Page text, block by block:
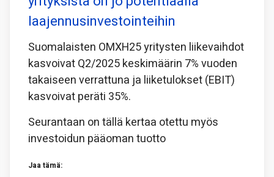
laajennusinvestointeihin
Suomalaisten OMXH25 yritysten liikevaihdot
kasvoivat Q2/2025 keskimäärin 7% vuoden
takaiseen verrattuna ja liiketulokset (EBIT)
kasvoivat peräti 35%.
Seurantaan on tällä kertaa otettu myös
investoidun pääoman tuotto
Jaa tämä: